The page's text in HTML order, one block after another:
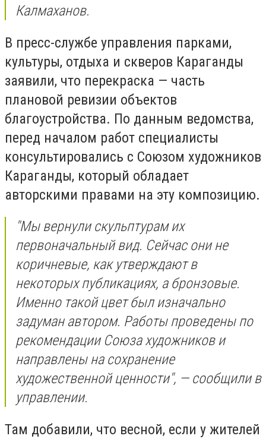
Калмаханов.
В пресс-службе управления парками,
культуры, отдыха и скверов Караганды
заявили, что перекраска — часть
плановой ревизии объектов
благоустройства. По данным ведомства,
перед началом работ специалисты
консультировались с Союзом художников
Караганды, который обладает
авторскими правами на эту композицию.
"Мы вернули скульптурам их
первоначальный вид. Сейчас они не
коричневые, как утверждают в
некоторых публикациях, а бронзовые.
Именно такой цвет был изначально
задуман автором. Работы проведены по
рекомендации Союза художников и
направлены на сохранение
художественной ценности", — сообщили в
управлении.
Там добавили, что весной, если у жителей